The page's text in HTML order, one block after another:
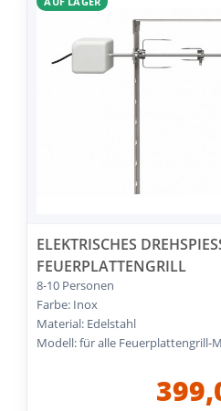
ELEKTRISCHES
EUERPLATTENGRILL
8-10 Personen
Farbe: Inox
Material: Edelstahl
Modell: für alle Feuerplattengrill-